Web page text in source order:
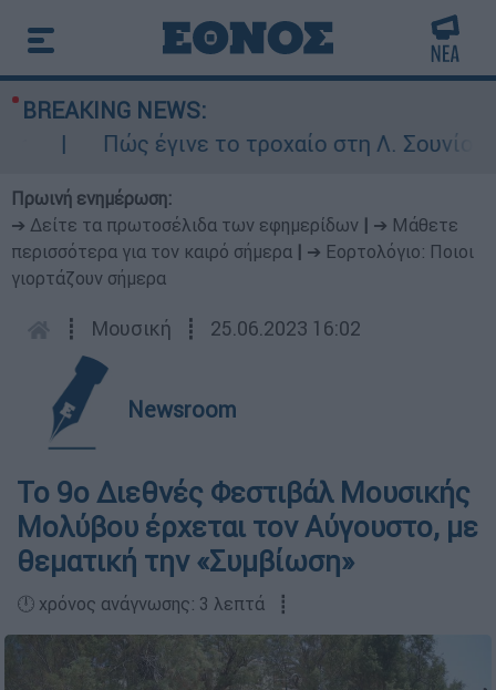
BREAKING NEWS:
Πώς έγινε το τροχαίο στη Λ. Σουνίου:
Πρωινή ενημέρωση:
➔ Δείτε τα πρωτοσέλιδα των εφημερίδων
➔ Μάθετε
περισσότερα για τον καιρό σήμερα
➔ Εορτολόγιο: Ποιοι
γιορτάζουν σήμερα
┋ Μουσική ┋ 25.06.2023 16:02
Newsroom
Το 9ο Διεθνές Φεστιβάλ Μουσικής
Μολύβου έρχεται τον Αύγουστο, με
θεματική την «Συμβίωση»
🕛 χρόνος ανάγνωσης: 3 λεπτά ┋